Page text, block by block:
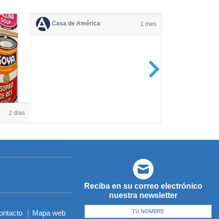
2 días
Casa de América 1 mes
Reciba en su correo electrónico
nuestra newsletter
Mapa web